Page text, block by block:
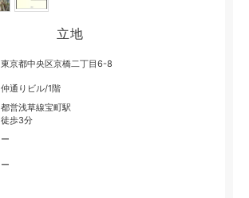
立地
東京都中央区京橋二丁目6-8
仲通りビル/1階
都営浅草線宝町駅
徒歩3分
ー
ー